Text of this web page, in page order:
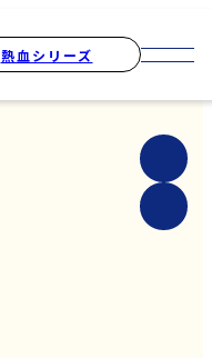
熱血シリーズ